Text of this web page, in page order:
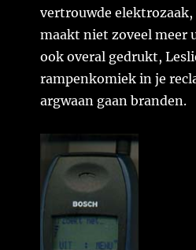
vertrouwde elektrozaak,
maakt niet zoveel meer
ook overal gedrukt,
rampenkomiek in je
argwaan gaan branden.